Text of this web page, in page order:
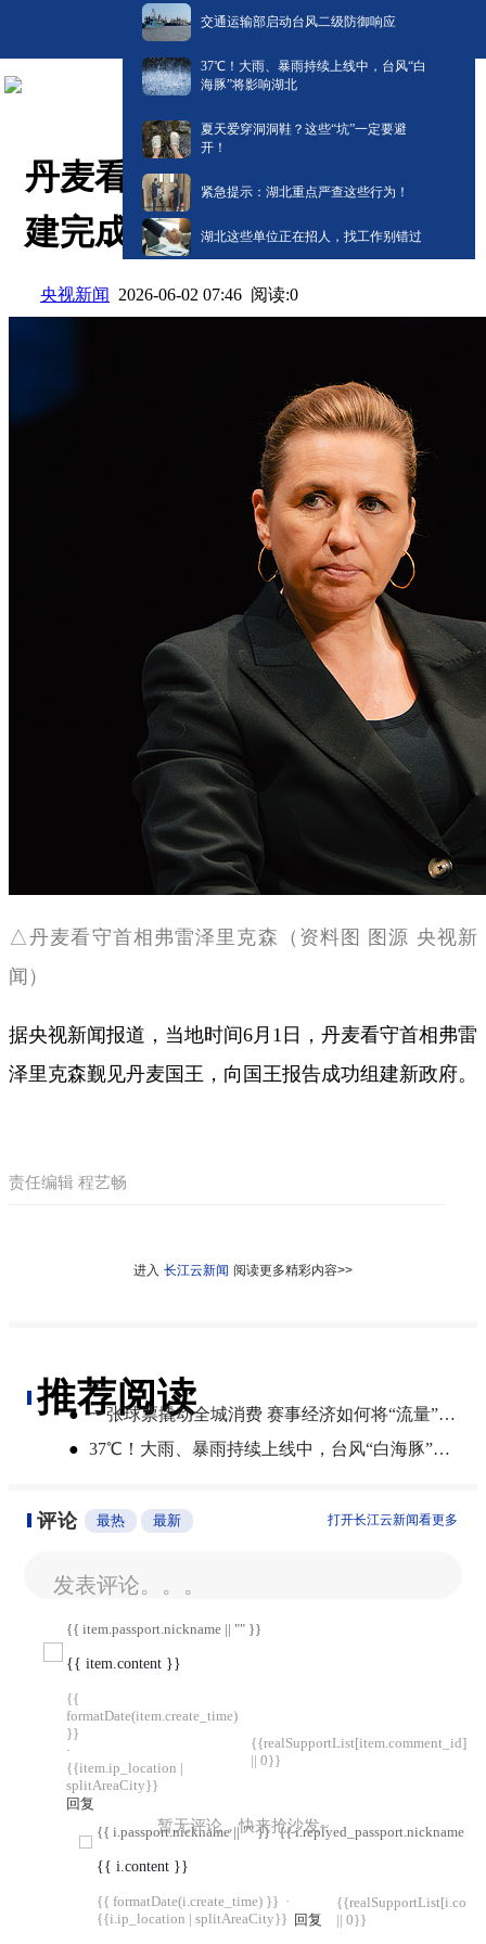
交通运输部启动台风二级防御响应
​37℃！大雨、暴雨持续上线中，台风“白
海豚”将影响湖北
夏天爱穿洞洞鞋？这些“坑”一定要避
开！
紧急提示：湖北重点严查这些行为！
湖北这些单位正在招人，找工作别错过
丹麦看守首相宣布新政府组
建完成
央视新闻 2026-06-02 07:46 阅读:0
△丹麦看守首相弗雷泽里克森（资料图 图源 央视新
闻）
据央视新闻报道，当地时间6月1日，丹麦看守首相弗雷
泽里克森觐见丹麦国王，向国王报告成功组建新政府。
责任编辑 程艺畅
进入 长江云新闻 阅读更多精彩内容>>
推荐阅读
●
一张球票撬动全城消费 赛事经济如何将“流量”变“增量”
●
​37℃！大雨、暴雨持续上线中，台风“白海豚”将影响湖北
评论 最热 最新 打开长江云新闻看更多
发表评论。。。
{{ item.passport.nickname || "" }}
{{ item.content }}
{{
formatDate(item.create_time)
}}
·
{{item.ip_location |
splitAreaCity}}
回复
{{realSupportList[item.comment_id]
|| 0}}
{{ i.passport.nickname || "" }} {{ i.replyed_passport.nickname ||
{{ i.content }}
{{ formatDate(i.create_time) }} ·
{{i.ip_location | splitAreaCity}} 回复
|| 0}}
暂无评论，快来抢沙发~